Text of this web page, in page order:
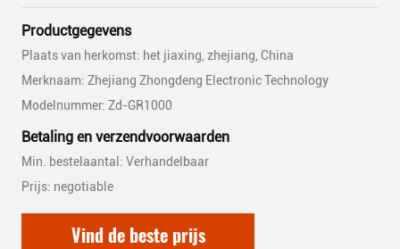
Productgegevens
Plaats van herkomst: het jiaxing, zhejiang, China
Merknaam: Zhejiang Zhongdeng Electronic Technology
Modelnummer: Zd-GR1000
Betaling en verzendvoorwaarden
Min. bestelaantal: Verhandelbaar
Prijs: negotiable
Vind de beste prijs